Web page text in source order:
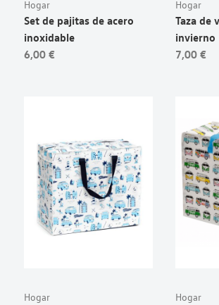
Hogar
Set de pajitas de acero
inoxidable
6,00 €
Hogar
Taza de
invierno
7,00 €
Hogar Hogar